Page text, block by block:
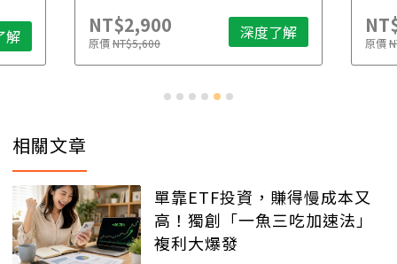
解 NT$2,900
原價NT$5,600 深度了解 原價
相關文章
單靠ETF投資，賺得慢成本又
高！獨創「一魚三吃加速法」
複利大爆發